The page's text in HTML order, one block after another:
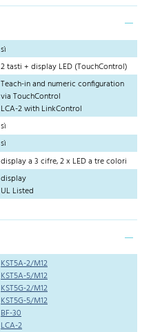
sì
2 tasti + display LED (TouchControl)
Teach-in and numeric configuration
via TouchControl
LCA-2 with LinkControl
sì
sì
display a 3 cifre, 2 x LED a tre colori
display
UL Listed
KST5A-2/M12
KST5A-5/M12
KST5G-2/M12
KST5G-5/M12
BF-30
LCA-2